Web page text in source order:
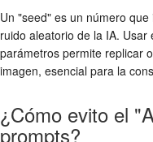
Un "seed" es un número
ruido aleatorio de la IA.
parámetros permite replicar
imagen, esencial para la
¿Cómo evito el
prompts?